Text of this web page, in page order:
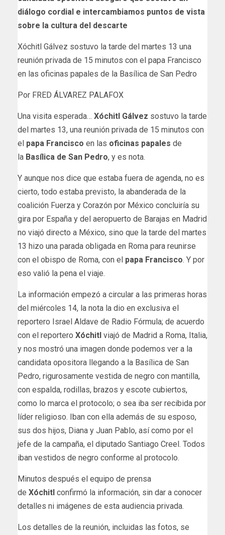
diálogo cordial e intercambiamos puntos de vista
sobre la cultura del descarte
Xóchitl Gálvez sostuvo la tarde del martes 13 una
reunión privada de 15 minutos con el papa Francisco
en las oficinas papales de la Basílica de San Pedro
Por FRED ÁLVAREZ PALAFOX
Una visita esperada… Xóchitl Gálvez sostuvo la tarde
del martes 13, una reunión privada de 15 minutos con
el papa Francisco en las oficinas papales de
la Basílica de San Pedro, y es nota.
Y aunque nos dice que estaba fuera de agenda, no es
cierto, todo estaba previsto, la abanderada de la
coalición Fuerza y Corazón por México concluiría su
gira por España y del aeropuerto de Barajas en Madrid
no viajó directo a México, sino que la tarde del martes
13 hizo una parada obligada en Roma para reunirse
con el obispo de Roma, con el papa Francisco. Y por
eso valió la pena el viaje.
La información empezó a circular a las primeras horas
del miércoles 14, la nota la dio en exclusiva el
reportero Israel Aldave de Radio Fórmula; de acuerdo
con el reportero Xóchitl viajó de Madrid a Roma, Italia,
y nos mostró una imagen donde podemos ver a la
candidata opositora llegando a la Basílica de San
Pedro, rigurosamente vestida de negro con mantilla,
con espalda, rodillas, brazos y escote cubiertos,
como lo marca el protocolo; o sea iba ser recibida por
líder religioso. Iban con ella además de su esposo,
sus dos hijos, Diana y Juan Pablo, así como por el
jefe de la campaña, el diputado Santiago Creel. Todos
iban vestidos de negro conforme al protocolo.
Minutos después el equipo de prensa
de Xóchitl confirmó la información, sin dar a conocer
detalles ni imágenes de esta audiencia privada.
Los detalles de la reunión, incluidas las fotos, se